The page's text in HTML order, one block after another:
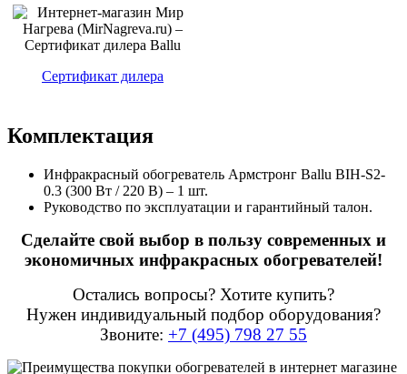
Сертификат дилера
Комплектация
Инфракрасный обогреватель Армстронг Ballu BIH-S2-
0.3 (300 Вт / 220 В) – 1 шт.
Руководство по эксплуатации и гарантийный талон.
Сделайте свой выбор в пользу современных и
экономичных инфракрасных обогревателей!
Остались вопросы? Хотите купить?
Нужен индивидуальный подбор оборудования?
Звоните: +7 (495) 798 27 55